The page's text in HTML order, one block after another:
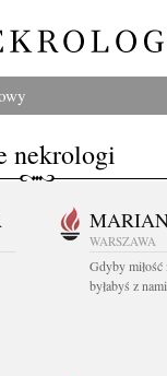
nekrologi
WARSZAWA
Gdyby miłość
byłabyś z